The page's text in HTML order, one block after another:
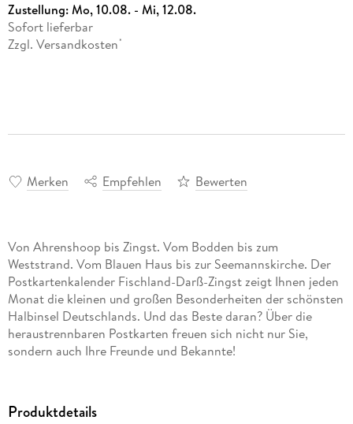
Zustellung:Mo, 10.08. - Mi, 12.08.
Sofort lieferbar
Zzgl. Versandkosten *
Merken Empfehlen Bewerten
Von Ahrenshoop bis Zingst. Vom Bodden bis zum
Weststrand. Vom Blauen Haus bis zur Seemannskirche. Der
Postkartenkalender Fischland-Darß-Zingst zeigt Ihnen jeden
Monat die kleinen und großen Besonderheiten der schönsten
Halbinsel Deutschlands. Und das Beste daran? Über die
heraustrennbaren Postkarten freuen sich nicht nur Sie,
sondern auch Ihre Freunde und Bekannte!
Produktdetails